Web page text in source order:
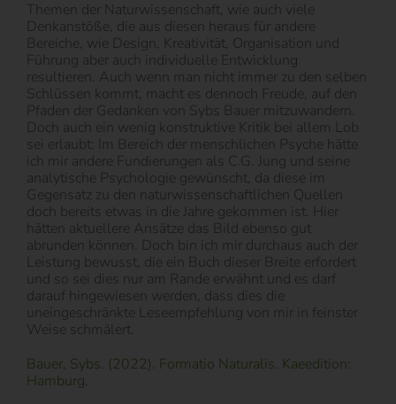
Themen der Naturwissenschaft, wie auch viele
Denkanstöße, die aus diesen heraus für andere
Bereiche, wie Design, Kreativität, Organisation und
Führung aber auch individuelle Entwicklung
resultieren. Auch wenn man nicht immer zu den selben
Schlüssen kommt, macht es dennoch Freude, auf den
Pfaden der Gedanken von Sybs Bauer mitzuwandern.
Doch auch ein wenig konstruktive Kritik bei allem Lob
sei erlaubt: Im Bereich der menschlichen Psyche hätte
ich mir andere Fundierungen als C.G. Jung und seine
analytische Psychologie gewünscht, da diese im
Gegensatz zu den naturwissenschaftlichen Quellen
doch bereits etwas in die Jahre gekommen ist. Hier
hätten aktuellere Ansätze das Bild ebenso gut
abrunden können. Doch bin ich mir durchaus auch der
Leistung bewusst, die ein Buch dieser Breite erfordert
und so sei dies nur am Rande erwähnt und es darf
darauf hingewiesen werden, dass dies die
uneingeschränkte Leseempfehlung von mir in feinster
Weise schmälert.
Bauer, Sybs. (2022). Formatio Naturalis. Kaeedition:
Hamburg.